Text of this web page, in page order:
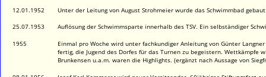
12.01.1952 Unter der Leitung von August Strohmeier wurde das Schwimmbad
25.07.1953 Auflösung der Schwimmsparte innerhalb des TSV. Ein selbständiger
1955
Einmal pro Woche wird unter fachkundiger Anleitung von Günter
fertig, die Jugend des Dorfes für das Turnen zu begeistern.
Brunkensen u.a.m. waren die Highlights. (ergänzt nach Aussage von